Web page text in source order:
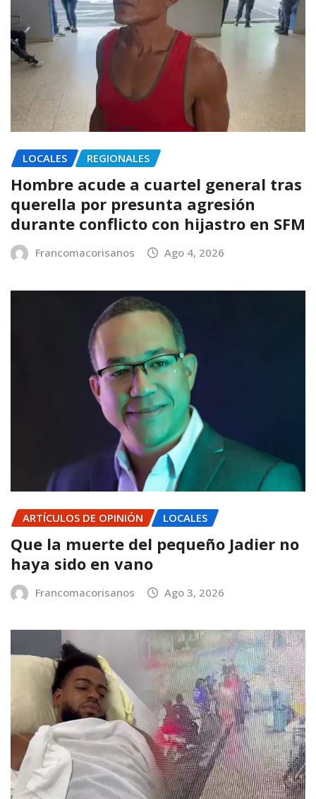
LOCALES REGIONALES
Hombre acude a cuartel general tras
querella por presunta agresión
durante conflicto con hijastro en SFM
Francomacorisanos Ago 4, 2026
ARTÍCULOS DE OPINIÓN LOCALES
Que la muerte del pequeño Jadier no
haya sido en vano
Francomacorisanos Ago 3, 2026